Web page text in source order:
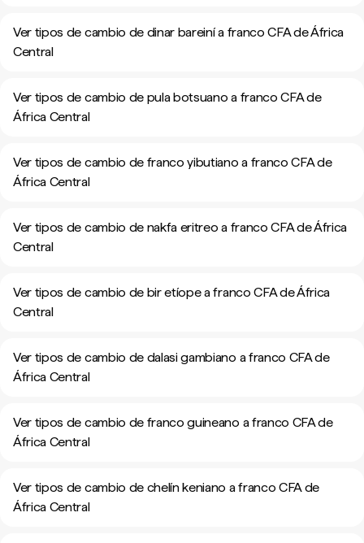
Ver tipos de cambio de dinar bareiní a franco CFA de África
Central
Ver tipos de cambio de pula botsuano a franco CFA de
África Central
Ver tipos de cambio de franco yibutiano a franco CFA de
África Central
Ver tipos de cambio de nakfa eritreo a franco CFA de África
Central
Ver tipos de cambio de bir etíope a franco CFA de África
Central
Ver tipos de cambio de dalasi gambiano a franco CFA de
África Central
Ver tipos de cambio de franco guineano a franco CFA de
África Central
Ver tipos de cambio de chelín keniano a franco CFA de
África Central